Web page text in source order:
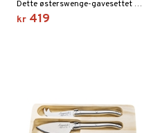
Dette østerswenge-gavesettet med silikonholder fra Luxury Line of Laguiole Style de Vie gjør åpningsøsters til en virkelig barnelek!
kr 419